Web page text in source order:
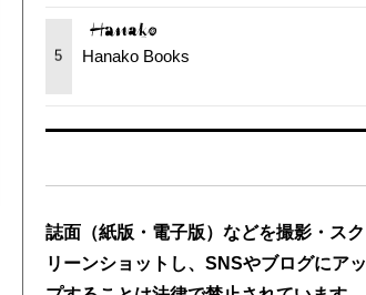
5 Hanako Books
誌面（紙版・電子版）などを撮影・スク
リーンショットし、SNSやブログにアッ